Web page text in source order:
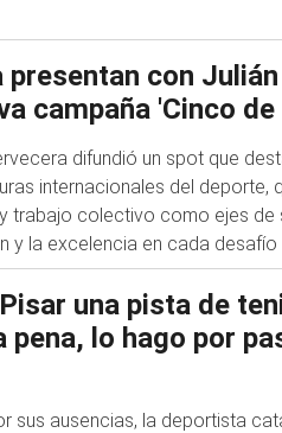
presentan con
campaña 'Cinco de
difundió un spot que
internacionales del deporte,
trabajo colectivo como ejes de
y la excelencia en cada desafío
una pista de
pena, lo hago por
sus ausencias, la deportista